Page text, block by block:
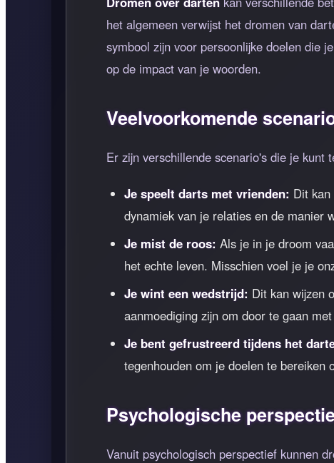
het algemeen verwijst het dromen van
symbool zijn voor persoonlijke doelen die
op de impact van je woorden.
Veelvoorkomende
Er zijn verschillende scenario's die je kunt
Je speelt darts met vrienden: Dit
dynamiek van je relaties en de manier
Je mist de roos: Als je in je droom
het echte leven. Misschien voel je je
Je wint een wedstrijd: Dit kan wijzen
aanmoediging zijn om door te gaan
Je bent gefrustreerd tijdens het
tegenhouden om je doelen te bereiken
Psychologische
Vanuit psychologisch perspectief kunnen